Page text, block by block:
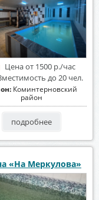
Ценаот 1500 р./час
до 20 чел.
Коминтерновский
район
подробнее
«На Меркулова»